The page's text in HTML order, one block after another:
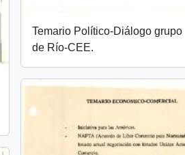
al portapapeles
Temario Político-Diálogo grupo
de Río-CEE.